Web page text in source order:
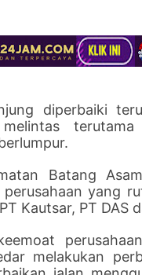
diperbaiki
Batang
yang
Kautsar, PT DAS
melakukan